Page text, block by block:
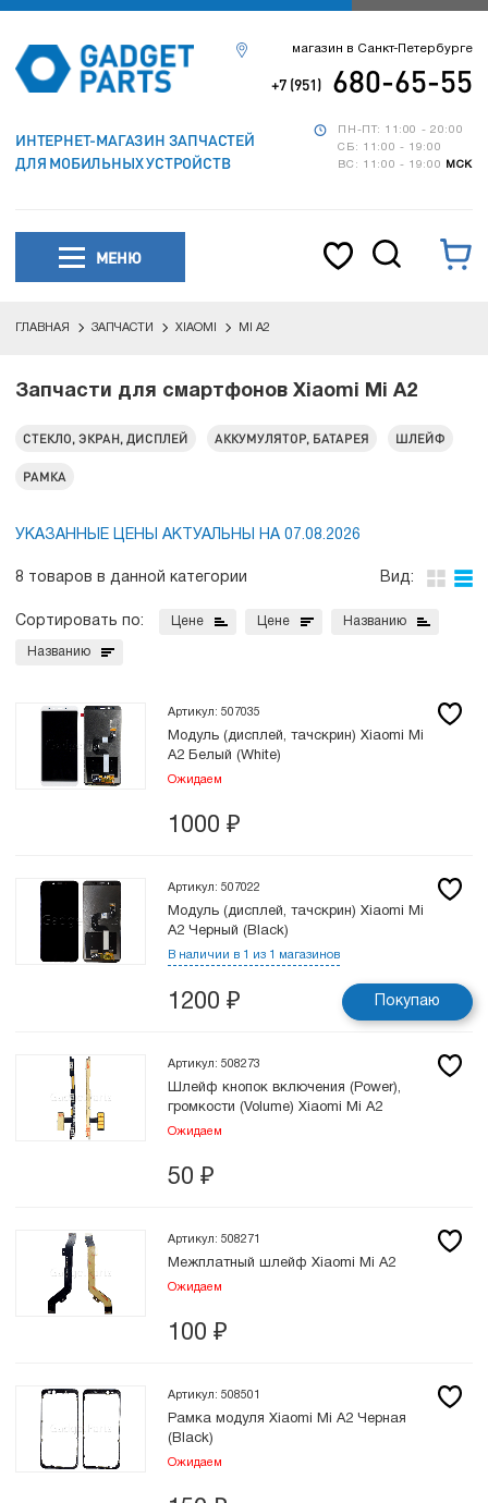
ИНТЕРНЕТ-МАГАЗИН ЗАПЧАСТЕЙ
ДЛЯ МОБИЛЬНЫХ УСТРОЙСТВ
ПН-ПТ: 11:00 - 20:00
СБ: 11:00 - 19:00
ВС: 11:00 - 19:00
МСК
магазин в Санкт-Петербурге
+7 (951) 680-65-55
МЕНЮ
ГЛАВНАЯ ЗАПЧАСТИ XIAOMI MI A2
Запчасти для смартфонов Xiaomi Mi A2
СТЕКЛО, ЭКРАН, ДИСПЛЕЙ АККУМУЛЯТОР, БАТАРЕЯ ШЛЕЙФ
РАМКА
УКАЗАННЫЕ ЦЕНЫ АКТУАЛЬНЫ НА 07.08.2026
8 товаров в данной категории Вид:
Сортировать по: Цене Цене Названию
Названию
Артикул: 507035
Модуль (дисплей, тачскрин) Xiaomi Mi
A2 Белый (White)
Ожидаем
1000 ₽
Артикул: 507022
Модуль (дисплей, тачскрин) Xiaomi Mi
A2 Черный (Black)
В наличии в 1 из 1 магазинов
1200 ₽ Покупаю
Артикул: 508273
Шлейф кнопок включения (Power),
громкости (Volume) Xiaomi Mi A2
Ожидаем
50 ₽
Артикул: 508271
Межплатный шлейф Xiaomi Mi A2
Ожидаем
100 ₽
Артикул: 508501
Рамка модуля Xiaomi Mi A2 Черная
(Black)
Ожидаем